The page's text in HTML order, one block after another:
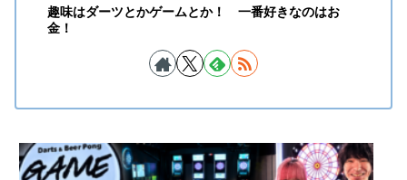
趣味はダーツとかゲームとか！ 一番好きなのはお
金！